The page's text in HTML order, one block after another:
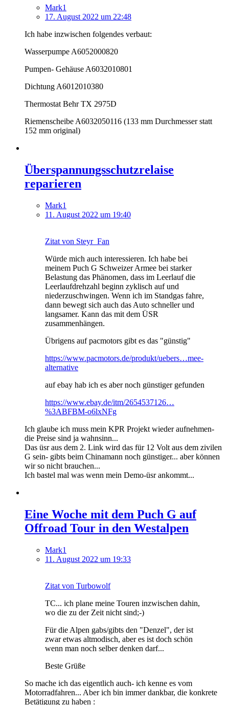
Mark1
17. August 2022 um 22:48
Ich habe inzwischen folgendes verbaut:
Wasserpumpe A6052000820
Pumpen- Gehäuse A6032010801
Dichtung A6012010380
Thermostat Behr TX 2975D
Riemenscheibe A6032050116 (133 mm Durchmesser statt
152 mm original)
Überspannungsschutzrelaise
reparieren
Mark1
11. August 2022 um 19:40
Zitat von Steyr_Fan
Würde mich auch interessieren. Ich habe bei
meinem Puch G Schweizer Armee bei starker
Belastung das Phänomen, dass im Leerlauf die
Leerlaufdrehzahl beginn zyklisch auf und
niederzuschwingen. Wenn ich im Standgas fahre,
dann bewegt sich auch das Auto schneller und
langsamer. Kann das mit dem ÜSR
zusammenhängen.
Übrigens auf pacmotors gibt es das "günstig"
https://www.pacmotors.de/produkt/uebers…mee-
alternative
auf ebay hab ich es aber noch günstiger gefunden
https://www.ebay.de/itm/2654537126…
%3ABFBM-o6lxNFg
Ich glaube ich muss mein KPR Projekt wieder aufnehmen-
die Preise sind ja wahnsinn...
Das üsr aus dem 2. Link wird das für 12 Volt aus dem zivilen
G sein- gibts beim Chinamann noch günstiger... aber können
wir so nicht brauchen...
Ich bastel mal was wenn mein Demo-üsr ankommt...
Eine Woche mit dem Puch G auf
Offroad Tour in den Westalpen
Mark1
11. August 2022 um 19:33
Zitat von Turbowolf
TC... ich plane meine Touren inzwischen dahin,
wo die zu der Zeit nicht sind;-)
Für die Alpen gabs/gibts den "Denzel", der ist
zwar etwas altmodisch, aber es ist doch schön
wenn man noch selber denken darf...
Beste Grüße
So mache ich das eigentlich auch- ich kenne es vom
Motorradfahren... Aber ich bin immer dankbar, die konkrete
Betätigung zu haben :